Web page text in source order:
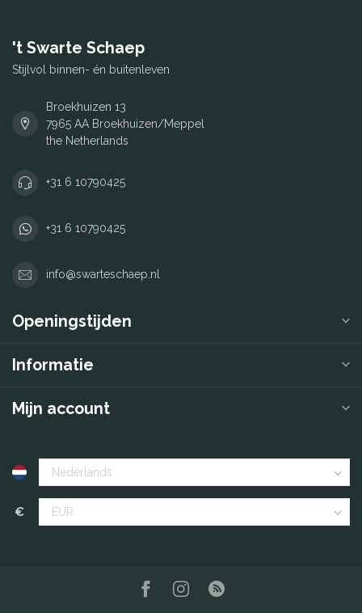
't Swarte Schaep
Stijlvol binnen- én buitenleven
Broekhuizen 13
7965 AA Broekhuizen/Meppel
the Netherlands
+31 6 10790425
+31 6 10790425
info@swarteschaep.nl
Openingstijden
Informatie
Mijn account
€